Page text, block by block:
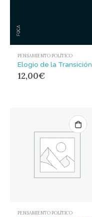
PENSAMIENTO POLÍTICO
Elogio de la Transición
12,00€
PENSAMIENTO POLÍTICO